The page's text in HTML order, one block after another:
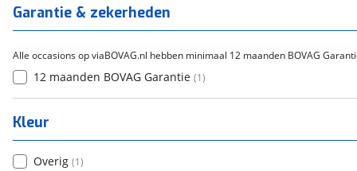
Garantie & zekerheden
Alle occasions op viaBOVAG.nl hebben minimaal 12 maanden BOVAG
12 maanden BOVAG Garantie (1)
Kleur
Overig (1)